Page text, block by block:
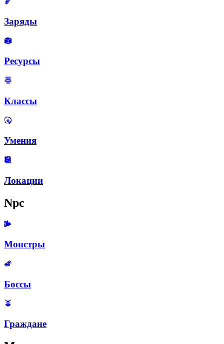
Заряды
Ресурсы
Классы
Умения
Локации
Npc
Монстры
Боссы
Граждане